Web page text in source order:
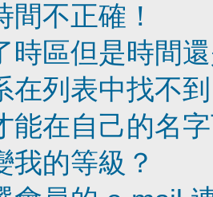
間不正確！
時區但是時間
在列表中找不
能在自己的名
我的等級？